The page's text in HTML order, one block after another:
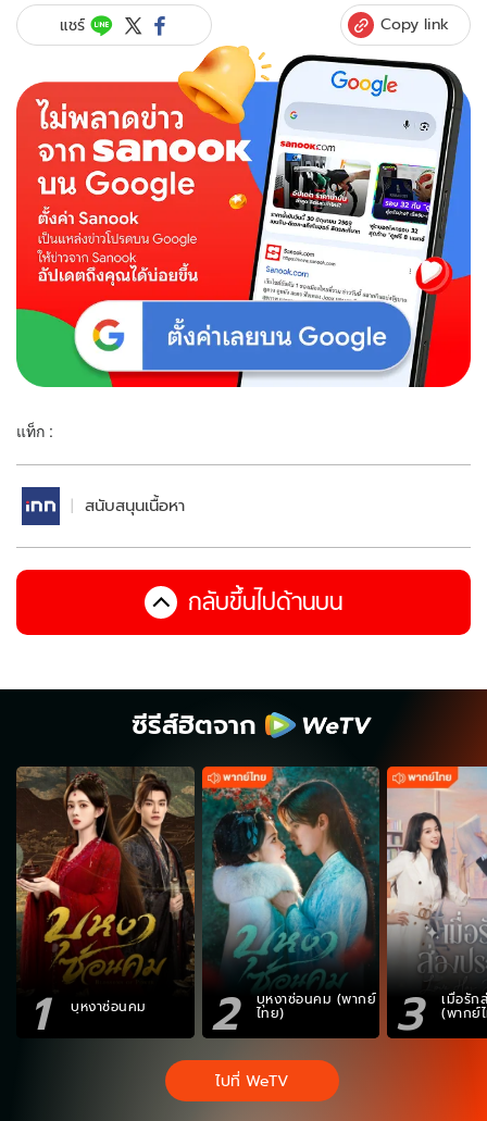
แชร์ Copy link
แท็ก :
สนับสนุนเนื้อหา
กลับขึ้นไปด้านบน
ซีรีส์ฮิตจาก
1 บุหงาซ่อนคม 2 บุหงาซ่อนคม (พากย์
ไทย) 3 เมื่อรัก
(พากย์
ไปที่ WeTV